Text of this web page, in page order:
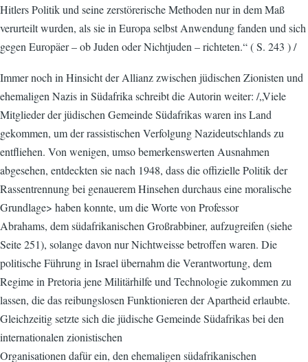
Hitlers Politik und seine zerstörerische Methoden nur in dem Maß
verurteilt wurden, als sie in Europa selbst Anwendung fanden und sich
gegen Europäer – ob Juden oder Nichtjuden – richteten.“ ( S. 243 ) /
Immer noch in Hinsicht der Allianz zwischen jüdischen Zionisten und
ehemaligen Nazis in Südafrika schreibt die Autorin weiter: /„Viele
Mitglieder der jüdischen Gemeinde Südafrikas waren ins Land
gekommen, um der rassistischen Verfolgung Nazideutschlands zu
entfliehen. Von wenigen, umso bemerkenswerten Ausnahmen
abgesehen, entdeckten sie nach 1948, dass die offizielle Politik der
Rassentrennung bei genauerem Hinsehen durchaus eine moralische
Grundlage> haben konnte, um die Worte von Professor
Abrahams, dem südafrikanischen Großrabbiner, aufzugreifen (siehe
Seite 251), solange davon nur Nichtweisse betroffen waren. Die
politische Führung in Israel übernahm die Verantwortung, dem
Regime in Pretoria jene Militärhilfe und Technologie zukommen zu
lassen, die das reibungslosen Funktionieren der Apartheid erlaubte.
Gleichzeitig setzte sich die jüdische Gemeinde Südafrikas bei den
internationalen zionistischen
Organisationen dafür ein, den ehemaligen südafrikanischen